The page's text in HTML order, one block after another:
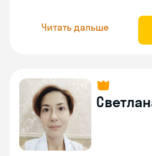
Читать дальше